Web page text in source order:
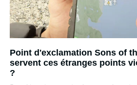
Point d'exclamation Sons of
servent ces étranges points
?